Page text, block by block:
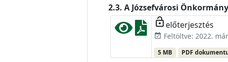
A Józsefvárosi
lock_open előterjesztés
event_available Feltöltve: 2022.
5 MB PDF